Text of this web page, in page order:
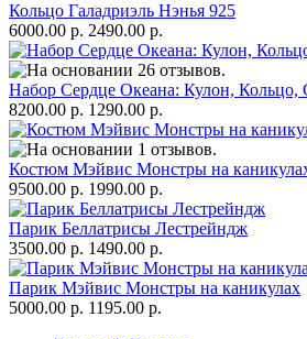
Кольцо Галадриэль Нэнья 925
6000.00 р. 2490.00 р.
Набор Сердце Океана: Кулон, Кольцо,
8200.00 р. 1290.00 р.
Костюм Мэйвис Монстры на
9500.00 р. 1990.00 р.
Парик Беллатрисы Лестрейндж
3500.00 р. 1490.00 р.
Парик Мэйвис Монстры на каникулах
5000.00 р. 1195.00 р.